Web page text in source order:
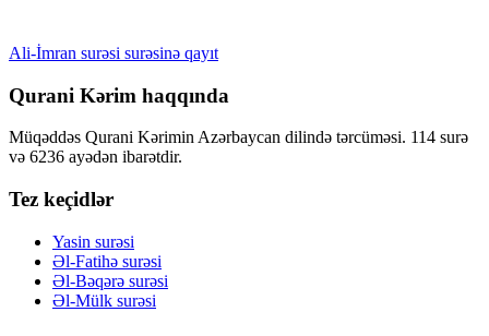
Ali-İmran surəsi surəsinə qayıt
Qurani Kərim haqqında
Müqəddəs Qurani Kərimin Azərbaycan dilində tərcüməsi. 114 surə
və 6236 ayədən ibarətdir.
Tez keçidlər
Yasin surəsi
Əl-Fatihə surəsi
Əl-Bəqərə surəsi
Əl-Mülk surəsi